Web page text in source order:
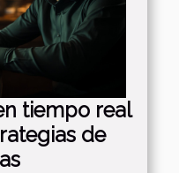
tiempo real
de